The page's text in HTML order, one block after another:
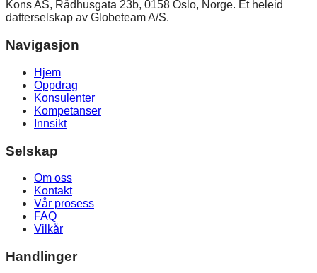
Kons AS, Rådhusgata 23b, 0158 Oslo, Norge. Et heleid
datterselskap av Globeteam A/S.
Navigasjon
Hjem
Oppdrag
Konsulenter
Kompetanser
Innsikt
Selskap
Om oss
Kontakt
Vår prosess
FAQ
Vilkår
Handlinger